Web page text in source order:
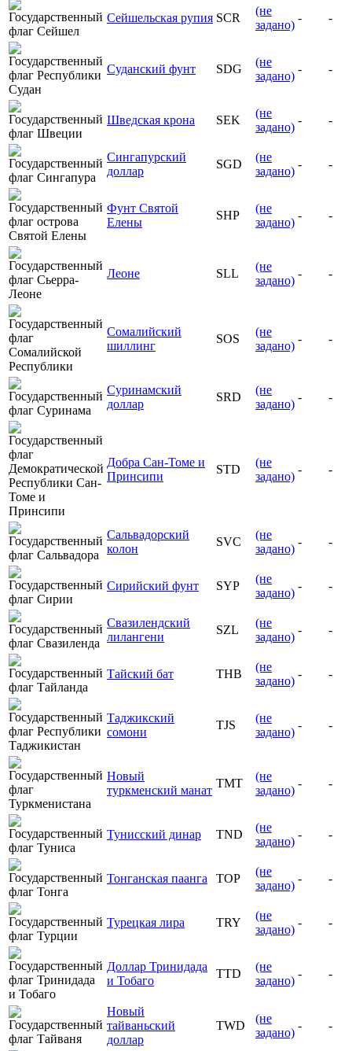
Сейшельская рупия SCR
(не
задано)
- -
Суданский фунт SDG
(не
задано)
- -
Шведская крона SEK
(не
задано)
- -
Сингапурский
доллар
SGD
(не
задано)
- -
Фунт Святой
Елены
SHP
(не
задано)
- -
Леоне SLL
(не
задано)
- -
Сомалийский
шиллинг
SOS
(не
задано)
- -
Суринамский
доллар
SRD
(не
задано)
- -
Добра Сан-Томе и
Принсипи
STD
(не
задано)
- -
Сальвадорский
колон
SVC
(не
задано)
- -
Сирийский фунт SYP
(не
задано)
- -
Свазилендский
лилангени
SZL
(не
задано)
- -
Тайский бат THB
(не
задано)
- -
Таджикский
сомони
TJS
(не
задано)
- -
Новый
туркменский манат
TMT
(не
задано)
- -
Тунисский динар TND
(не
задано)
- -
Тонганская паанга TOP
(не
задано)
- -
Турецкая лира TRY
(не
задано)
- -
Доллар Тринидада
и Тобаго
TTD
(не
задано)
- -
Новый
тайваньский
доллар
TWD
(не
задано)
- -